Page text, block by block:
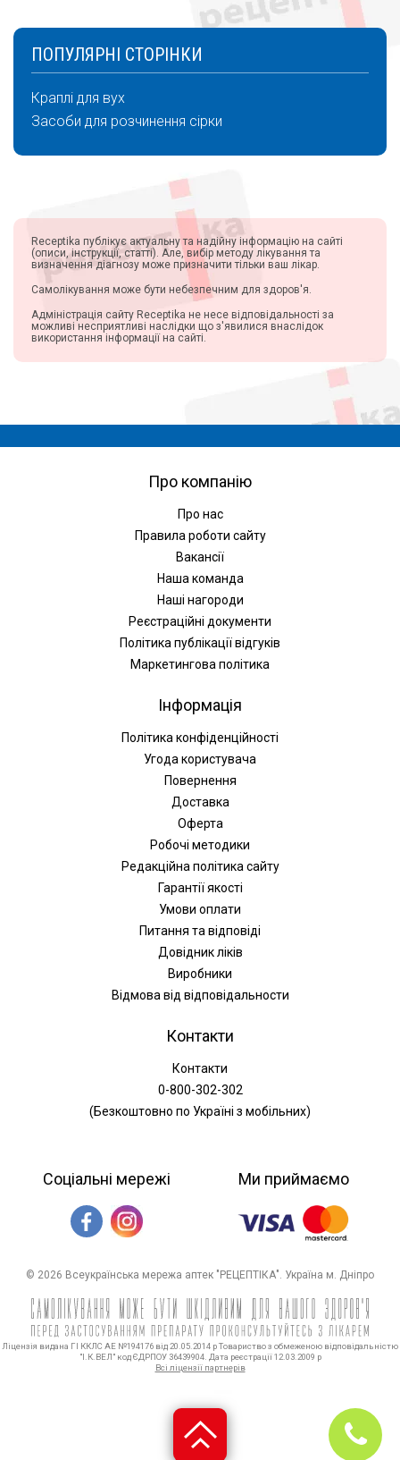
ПОПУЛЯРНІ СТОРІНКИ
Краплі для вух
Засоби для розчинення сірки
Receptika публікує актуальну та надійну інформацію на сайті
(описи, інструкції, статті). Але, вибір методу лікування та
визначення діагнозу може призначити тільки ваш лікар.
Самолікування може бути небезпечним для здоров'я.
Адміністрація сайту Receptika не несе відповідальності за
можливі несприятливі наслідки що з'явилися внаслідок
використання інформації на сайті.
Про компанію
Про нас
Правила роботи сайту
Вакансії
Наша команда
Наші нагороди
Реєстраційні документи
Політика публікації відгуків
Маркетингова політика
Інформація
Політика конфіденційності
Угода користувача
Повернення
Доставка
Оферта
Робочі методики
Редакційна політика сайту
Гарантії якості
Умови оплати
Питання та відповіді
Довідник ліків
Виробники
Відмова від відповідальности
Контакти
Контакти
0-800-302-302
(Безкоштовно по Україні з мобільних)
Соціальні мережі Ми приймаємо
© 2026 Всеукраїнська мережа аптек "РЕЦЕПТІКА". Україна м. Дніпро
Ліцензія видана ГІ ККЛС АЕ №194176 від 20.05.2014 р Товариство з обмеженою відповідальністю
"І.К.ВЕЛ" код ЄДРПОУ 36439904. Дата реєстрації 12.03.2009 р
Всі ліцензії партнерів